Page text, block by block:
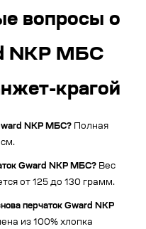
вопросы о
NKP МБС
крагой
NKP МБС? Полная
см.
Gward NKP МБС? Вес
от 125 до 130 грамм.
перчаток Gward NKP
из 100% хлопка